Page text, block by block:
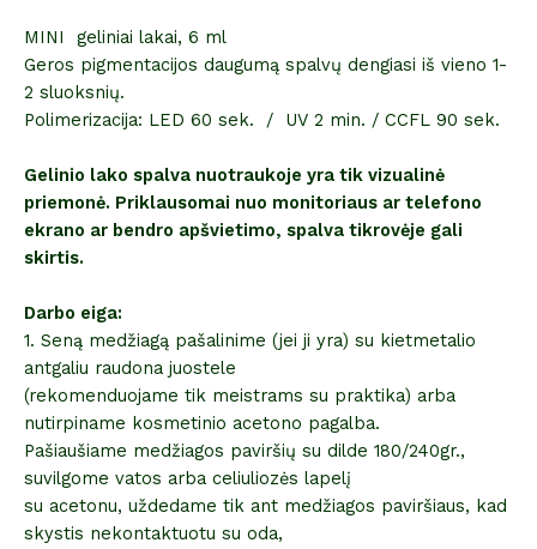
MINI geliniai lakai, 6 ml
Geros pigmentacijos daugumą spalvų dengiasi iš vieno 1-
2 sluoksnių.
Polimerizacija: LED 60 sek. / UV 2 min. / CCFL 90 sek.
Gelinio lako spalva nuotraukoje yra tik vizualinė
priemonė. Priklausomai nuo monitoriaus ar telefono
ekrano ar bendro apšvietimo, spalva tikrovėje gali
skirtis.
Darbo eiga:
1. Seną medžiagą pašalinime (jei ji yra) su kietmetalio
antgaliu raudona juostele
(rekomenduojame tik meistrams su praktika) arba
nutirpiname kosmetinio acetono pagalba.
Pašiaušiame medžiagos paviršių su dilde 180/240gr.,
suvilgome vatos arba celiuliozės lapelį
su acetonu, uždedame tik ant medžiagos paviršiaus, kad
skystis nekontaktuotu su oda,